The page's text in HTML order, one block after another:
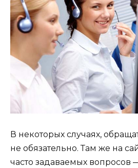
В некоторых случаях,
не обязательно. Там же на
часто задаваемых вопросов